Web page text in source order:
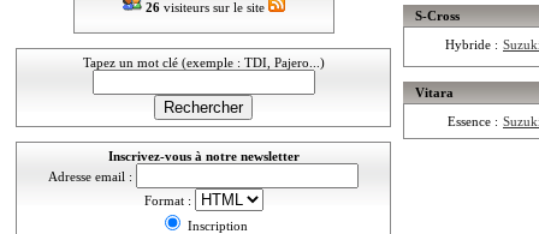
26visiteurs sur le site
Tapez un mot clé (exemple : TDI, Pajero...)
Inscrivez-vous à notre newsletter
Adresse email :
Format :
Inscription
S-Cross
Hybride :
Vitara
Essence :